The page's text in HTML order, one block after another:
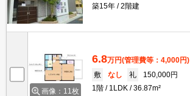
築15年
2階建
画像：11枚
6.8万円(管理費等：4,000円)
敷
なし 礼
150,000円
1階
1LDK 36.87m²